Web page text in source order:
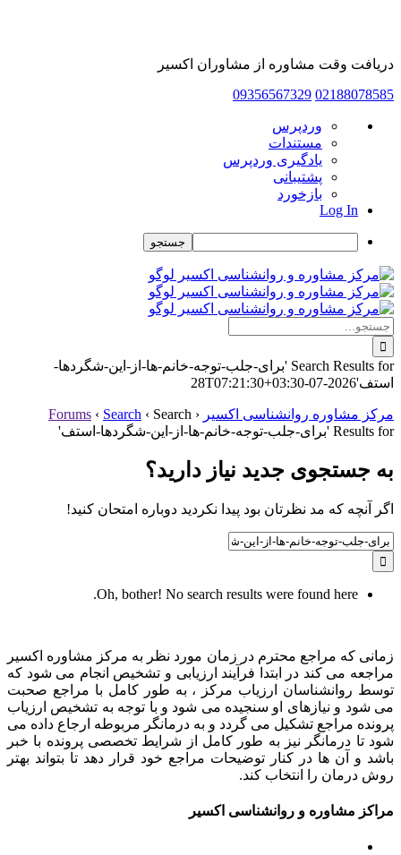
دریافت وقت مشاوره از مشاوران اکسیر
02188078585
09356567329
درباره
وردپرس
وردپرس
مستندات
یادگیری وردپرس
پشتیبانی
بازخورد
Log In
جستجو
Skip
to
content
جستجو
برای:
Search Results for 'برای-جلب-توجه-خانم-ها-از-این-شگردها-
استف'2026-07-28T07:21:30+03:30
مرکز مشاوره روانشناسی اکسیر ‹
Forums ‹ Search ‹ Search
Results for 'برای-جلب-توجه-خانم-ها-از-این-شگردها-استف'
به جستجوی جديد نياز داريد؟
اگر آنچه که مد نظرتان بود پیدا نکردید دوباره امتحان کنید!
Search
for:
Oh, bother! No search results were found here.
زمانی که مراجع محترم در زمان مورد نظر به مرکز مشاوره اکسیر
مراجعه می کند در ابتدا فرآیند ارزیابی و تشخیص انجام می شود که
توسط روانشناسان ارزیاب مرکز ، به طور کامل با مراجع صحبت
می شود و نیازهای او سنجیده می شود و با توجه به تشخیص ارزیاب
پرونده مراجع تشکیل می گردد و به درمانگر مربوطه ارجاع داده می
شود تا درمانگر نیز به طور کامل از شرایط تخصصی پرونده با خبر
باشد و آن ها در کنار توضیحات مراجع خود قرار دهد تا بتواند بهتر
روش درمان را انتخاب کند.
مراکز مشاوره و روانشناسی اکسیر